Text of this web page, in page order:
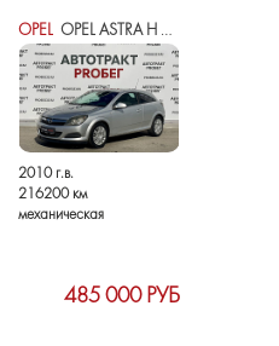
OPEL OPEL ASTRA H РЕСТАЙЛИНГ
2010 г.в.
216200 км
механическая
485 000 РУБ